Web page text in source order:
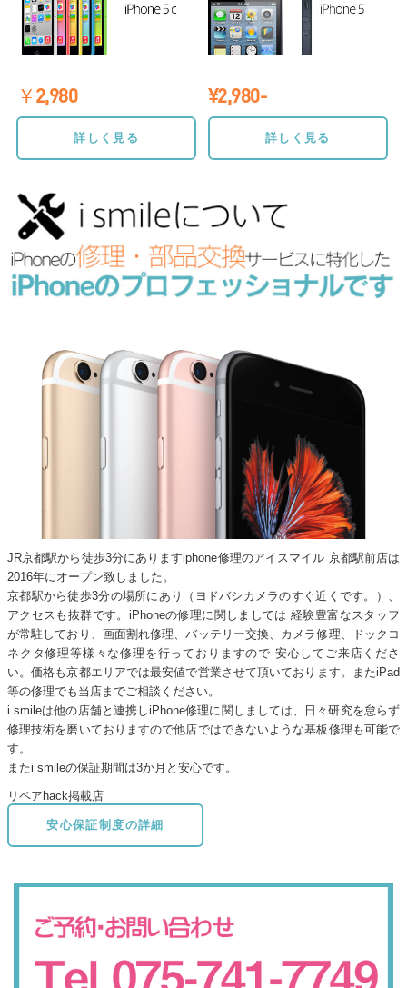
￥2,980
詳しく見る
¥2,980-
詳しく見る
JR京都駅から徒歩3分にありますiphone修理のアイスマイル 京都駅前店は
2016年にオープン致しました。
京都駅から徒歩3分の場所にあり（ヨドバシカメラのすぐ近くです。）、
アクセスも抜群です。iPhoneの修理に関しましては 経験豊富なスタッフ
が常駐しており、画面割れ修理、バッテリー交換、カメラ修理、ドックコ
ネクタ修理等様々な修理を行っておりますので 安心してご来店くださ
い。価格も京都エリアでは最安値で営業させて頂いております。またiPad
等の修理でも当店までご相談ください。
i smileは他の店舗と連携しiPhone修理に関しましては、日々研究を怠らず
修理技術を磨いておりますので他店ではできないような基板修理も可能で
す。
またi smileの保証期間は3か月と安心です。
リペアhack掲載店
安心保証制度の詳細